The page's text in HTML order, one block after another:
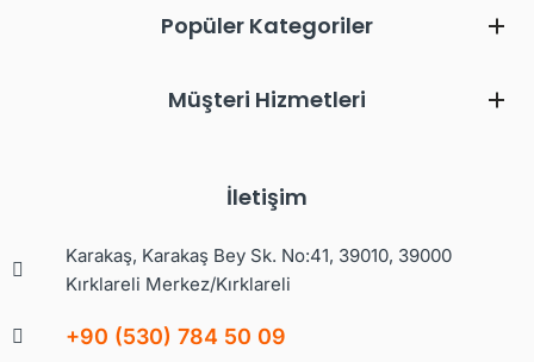
Popüler Kategoriler
Müşteri Hizmetleri
İletişim
Karakaş, Karakaş Bey Sk. No:41, 39010, 39000
Kırklareli Merkez/Kırklareli
+90 (530) 784 50 09